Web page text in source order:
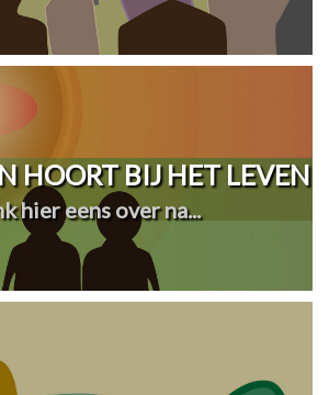
HOORT BIJ HET LEVEN
hier eens over na...